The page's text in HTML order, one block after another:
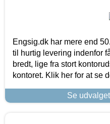
Engsig.dk har mere end
til hurtig levering indenfor
bredt, lige fra stort
kontoret. Klik her for at se
Se